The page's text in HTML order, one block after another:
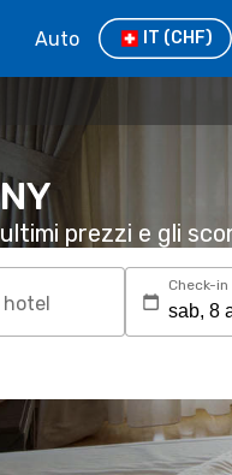
Auto IT (CHF)
prezzi e gli
hotel
Check-in